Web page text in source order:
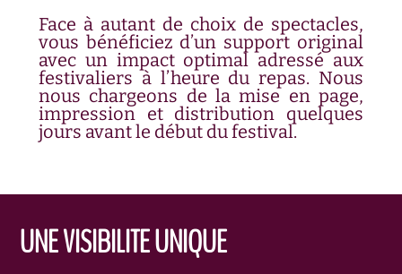
Face à autant de choix de spectacles,
vous bénéficiez d’un support original
avec un impact optimal adressé aux
festivaliers à l’heure du repas. Nous
nous chargeons de la mise en page,
impression et distribution quelques
jours avant le début du festival.
UNE VISIBILITE UNIQUE